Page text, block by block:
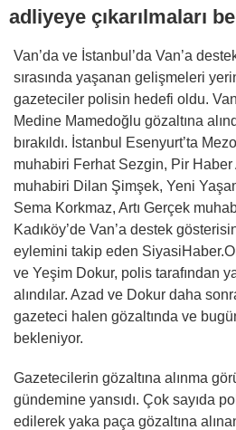
adliyeye çıkarılmaları
Van’da ve İstanbul’da Van’a
sırasında yaşanan gelişmeleri
gazeteciler polisin hedefi oldu.
Medine Mamedoğlu gözaltına
bırakıldı. İstanbul Esenyurt’ta
muhabiri Ferhat Sezgin, Pir Haber
muhabiri Dilan Şimşek, Yeni
Sema Korkmaz, Artı Gerçek
Kadıköy’de Van’a destek
eylemini takip eden
ve Yeşim Dokur, polis tarafından
alındılar. Azad ve Dokur daha
gazeteci halen gözaltında ve
bekleniyor.
Gazetecilerin gözaltına alınma
gündemine yansıdı. Çok sayıda
edilerek yaka paça gözaltına